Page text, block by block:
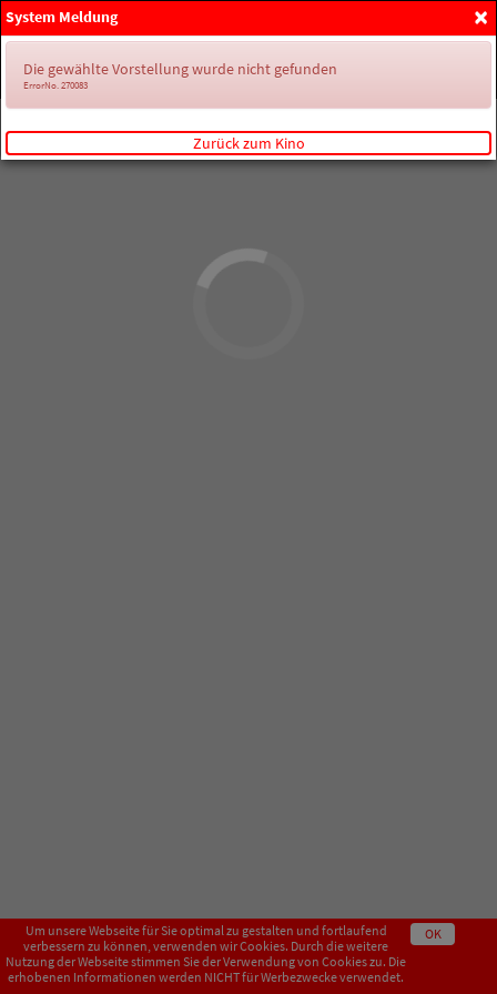
Anmelden
Um unsere Webseite für Sie optimal zu gestalten und fortlaufend
verbessern zu können, verwenden wir Cookies. Durch die weitere
Nutzung der Webseite stimmen Sie der Verwendung von Cookies zu. Die
erhobenen Informationen werden NICHT für Werbezwecke verwendet.
OK
×
System Meldung
Die gewählte Vorstellung wurde nicht gefunden
ErrorNo. 270083
Zurück zum Kino